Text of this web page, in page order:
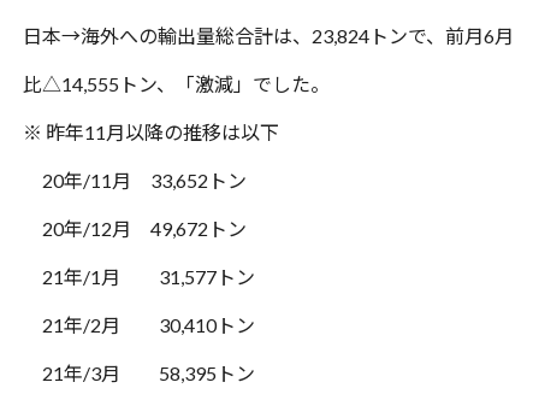
日本→海外への輸出量総合計は、 23,824トンで、前月6月
比△14,555トン、「激減」でした。
※ 昨年11 月以降の推移は以下
20年/11 月 33,652 トン
20年/12月 49,672 トン
21年/1 月 31,577トン
21年/2月 30,410トン
21年/3月 58,395トン